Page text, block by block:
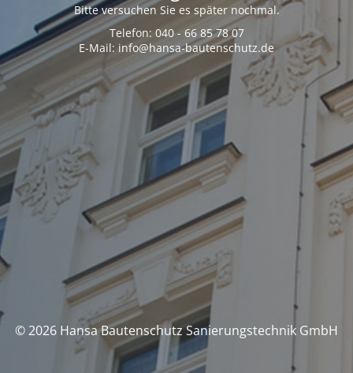
Bitte versuchen Sie es später nochmal.
Telefon: 040 - 66 85 78 07
E-Mail: info@hansa-bautenschutz.de
© 2026 Hansa Bautenschutz Sanierungstechnik GmbH